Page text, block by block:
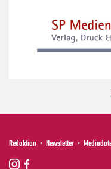
Redaktion Newsletter